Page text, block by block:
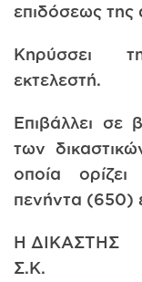
επιδόσεως
Κηρύσσει
εκτελεστή.
Επιβάλλει σε
των
οποία
πενήντα (650)
Η ΔΙΚΑΣΤΗΣ
Σ.Κ.